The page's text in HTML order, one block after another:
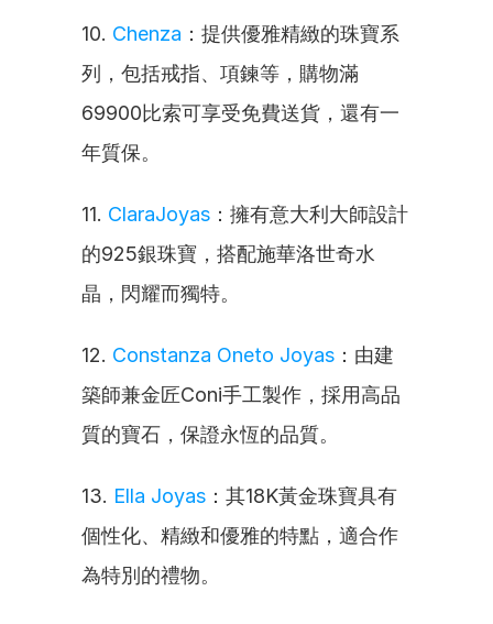
10. Chenza ：提供優雅精緻的珠寶系
列，包括戒指、項鍊等，購物滿
69900比索可享受免費送貨，還有一
年質保。
11. ClaraJoyas ：擁有意大利大師設計
的925銀珠寶，搭配施華洛世奇水
晶，閃耀而獨特。
12. Constanza Oneto Joyas ：由建
築師兼金匠Coni手工製作，採用高品
質的寶石，保證永恆的品質。
13. Ella Joyas ：其18K黃金珠寶具有
個性化、精緻和優雅的特點，適合作
為特別的禮物。